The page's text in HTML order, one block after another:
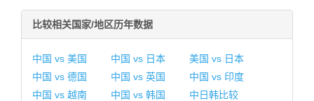
比较相关国家/地区历年数据
中国 vs 美国 中国 vs 日本
美国 vs 日本
中国 vs 德国
中国 vs 英国
中国 vs 印度
中国 vs 越南
中国 vs 韩国
中日韩比较